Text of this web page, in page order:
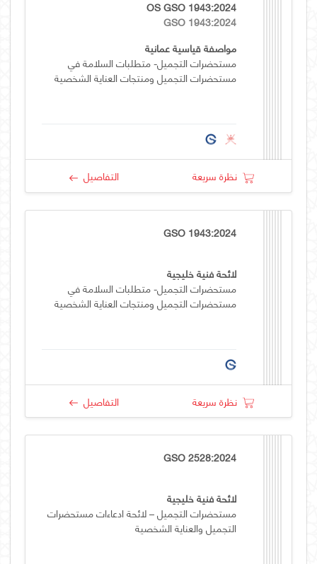
OS GSO 1943:2024
GSO 1943:2024
مواصفة قياسية عمانية
مستحضرات التجميل- متطلبات السلامة في
مستحضرات التجميل ومنتجات العناية الشخصية
نظرة سريعة التفاصيل
GSO 1943:2024
لائحة فنية خليجية
مستحضرات التجميل- متطلبات السلامة في
مستحضرات التجميل ومنتجات العناية الشخصية
نظرة سريعة التفاصيل
GSO 2528:2024
لائحة فنية خليجية
مستحضرات التجميل – لائحة ادعاءات مستحضرات
التجميل والعناية الشخصية